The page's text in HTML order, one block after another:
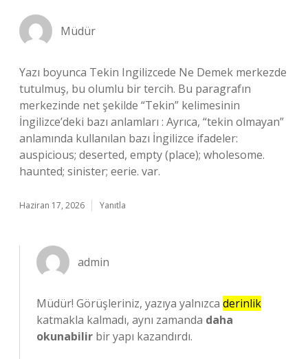
Müdür
Yazı boyunca Tekin Ingilizcede Ne Demek merkezde
tutulmuş, bu olumlu bir tercih. Bu paragrafın
merkezinde net şekilde “Tekin” kelimesinin
İngilizce’deki bazı anlamları : Ayrıca, “tekin olmayan”
anlamında kullanılan bazı İngilizce ifadeler:
auspicious; deserted, empty (place); wholesome.
haunted; sinister; eerie. var.
Haziran 17, 2026 Yanıtla
admin
Müdür! Görüşleriniz, yazıya yalnızca derinlik
katmakla kalmadı, aynı zamanda daha
okunabilir bir yapı kazandırdı.